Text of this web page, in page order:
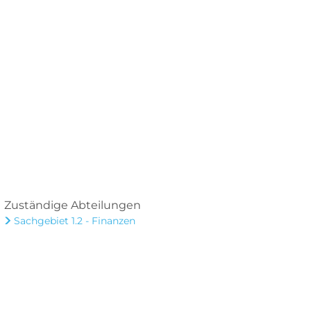
Zuständige Abteilungen
Sachgebiet 1.2 - Finanzen